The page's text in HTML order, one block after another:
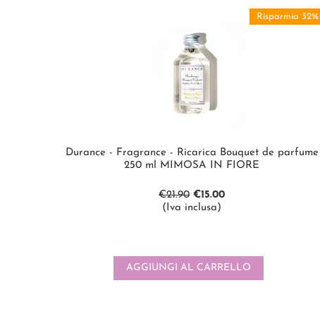
Risparmia 32%
Durance - Fragrance - Ricarica Bouquet de parfume
250 ml MIMOSA IN FIORE
€21.90 €15.00
(Iva inclusa)
AGGIUNGI AL CARRELLO